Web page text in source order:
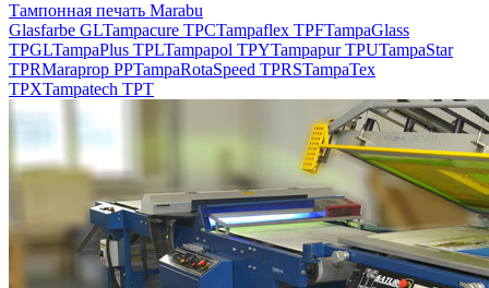
Тампонная печать Marabu
Glasfarbe GLTampacure TPCTampaflex TPFTampaGlass
TPGLTampaPlus TPLTampapol TPYTampapur TPUTampaStar
TPRMaraprop PPTampaRotaSpeed TPRSTampaTex
TPXTampatech TPT